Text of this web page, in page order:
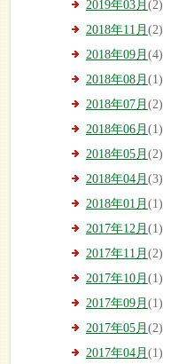
2019年03月 (2)
2018年11月 (2)
2018年09月 (4)
2018年08月 (1)
2018年07月 (2)
2018年06月 (1)
2018年05月 (2)
2018年04月 (3)
2018年01月 (1)
2017年12月 (1)
2017年11月 (2)
2017年10月 (1)
2017年09月 (1)
2017年05月 (2)
2017年04月 (1)